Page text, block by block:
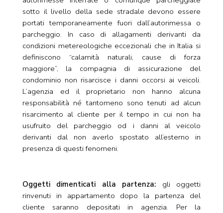
sotto il livello della sede stradale devono essere
portati temporaneamente fuori dall’autorimessa o
parcheggio. In caso di allagamenti derivanti da
condizioni metereologiche eccezionali che in Italia si
definiscono “calamità naturali, cause di forza
maggiore”, la compagnia di assicurazione del
condominio non risarcisce i danni occorsi ai veicoli.
L’agenzia ed il proprietario non hanno alcuna
responsabilità né tantomeno sono tenuti ad alcun
risarcimento al cliente per il tempo in cui non ha
usufruito del parcheggio od i danni al veicolo
derivanti dal non averlo spostato all’esterno in
presenza di questi fenomeni.
Oggetti dimenticati alla partenza: gli oggetti
rinvenuti in appartamento dopo la partenza del
cliente saranno depositati in agenzia. Per la